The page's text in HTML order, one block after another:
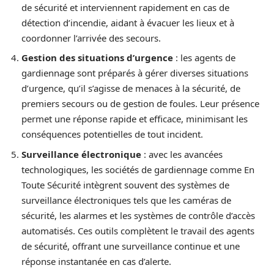
de sécurité et interviennent rapidement en cas de
détection d’incendie, aidant à évacuer les lieux et à
coordonner l’arrivée des secours.
Gestion des situations d’urgence : les agents de
gardiennage sont préparés à gérer diverses situations
d’urgence, qu’il s’agisse de menaces à la sécurité, de
premiers secours ou de gestion de foules. Leur présence
permet une réponse rapide et efficace, minimisant les
conséquences potentielles de tout incident.
Surveillance électronique : avec les avancées
technologiques, les sociétés de gardiennage comme En
Toute Sécurité intègrent souvent des systèmes de
surveillance électroniques tels que les caméras de
sécurité, les alarmes et les systèmes de contrôle d’accès
automatisés. Ces outils complètent le travail des agents
de sécurité, offrant une surveillance continue et une
réponse instantanée en cas d’alerte.